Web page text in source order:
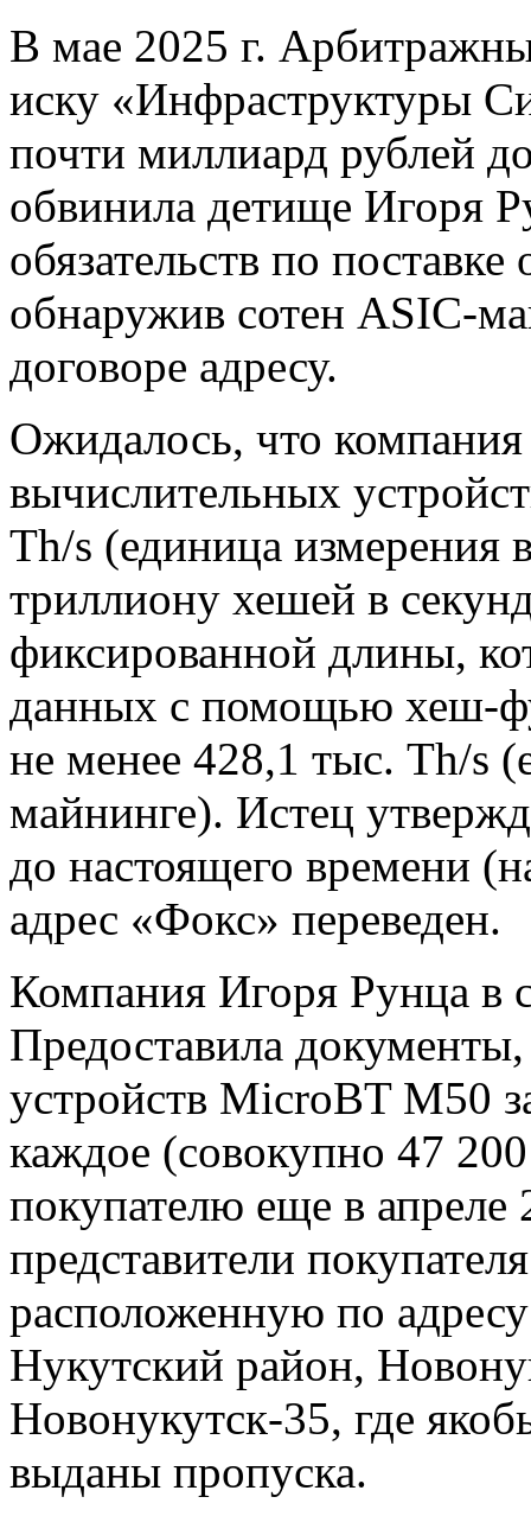
В мае 2025 г.
иску «Инфраструктуры
почти миллиард рублей
обвинила детище Игоря
обязательств по
обнаружив сотен ASIC-
договоре адресу.
Ожидалось, что компания
вычислительных
Th/s (единица измерения
триллиону хешей в
фиксированной длины,
данных с помощью хеш-
не менее 428,1 тыс. Th/s
майнинге). Истец
до настоящего времени
адрес «Фокс» переведен.
Компания Игоря Рунца в
Предоставила
устройств MicroBT М50
каждое (совокупно 47
покупателю еще в апреле
представители
расположенную по
Нукутский район,
Новонукутск-35, где
выданы пропуска.